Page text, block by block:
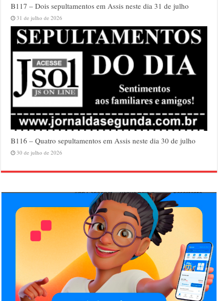
B117 – Dois sepultamentos em Assis neste dia 31 de julho
31 de julho de 2026
B116 – Quatro sepultamentos em Assis neste dia 30 de julho
30 de julho de 2026